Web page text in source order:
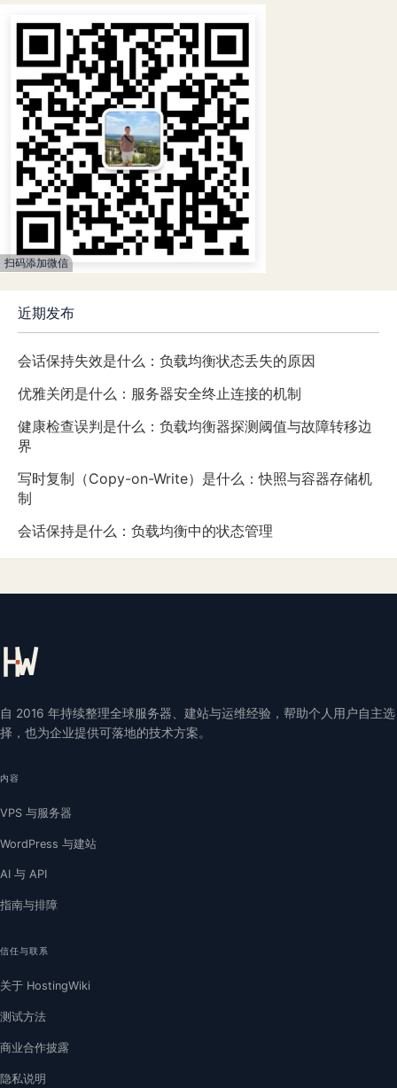
扫码添加微信
近期发布
会话保持失效是什么：负载均衡状态丢失的原因
优雅关闭是什么：服务器安全终止连接的机制
健康检查误判是什么：负载均衡器探测阈值与故障转移边
界
写时复制（Copy-on-Write）是什么：快照与容器存储机
制
会话保持是什么：负载均衡中的状态管理
自 2016 年持续整理全球服务器、建站与运维经验，帮助个人用户自主选
择，也为企业提供可落地的技术方案。
内容
VPS 与服务器
WordPress 与建站
AI 与 API
指南与排障
信任与联系
关于 HostingWiki
测试方法
商业合作披露
隐私说明